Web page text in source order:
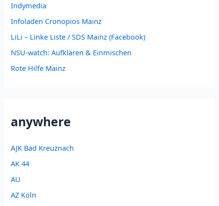
Indymedia
Infoladen Cronopios Mainz
LiLi – Linke Liste / SDS Mainz (Facebook)
NSU-watch: Aufklären & Einmischen
Rote Hilfe Mainz
anywhere
AJK Bad Kreuznach
AK 44
AU
AZ Köln